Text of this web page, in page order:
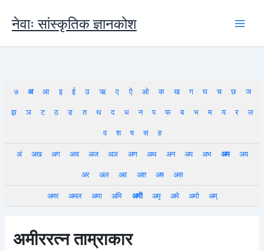
content
नेवाः सांस्कृतिक ज्ञानकोश
७ अ आ इ ई उ ऋ ए ऐ ओ क ख ग घ च छ
ज
झ
ञ ट ठ ड त थ द ध न प फ ब भ म य र
ल
व
श ष स
ह
अं
अख अग अच अज अञ अण अथ अन अप अभ अम
अय
अर
अल अव अश अष
अस
अमर
अमल अमा अमि अमी अमृ अमे अमो अम्
अमीररत्न ताम्राकार